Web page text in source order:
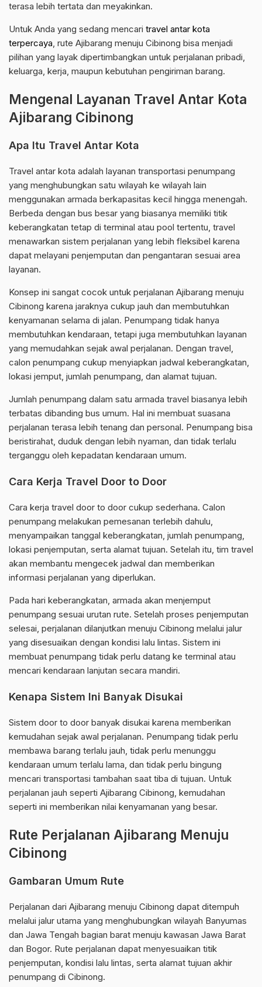
terasa lebih tertata dan meyakinkan.
Untuk Anda yang sedang mencari travel antar kota
terpercaya, rute Ajibarang menuju Cibinong bisa menjadi
pilihan yang layak dipertimbangkan untuk perjalanan pribadi,
keluarga, kerja, maupun kebutuhan pengiriman barang.
Mengenal Layanan Travel Antar Kota
Ajibarang Cibinong
Apa Itu Travel Antar Kota
Travel antar kota adalah layanan transportasi penumpang
yang menghubungkan satu wilayah ke wilayah lain
menggunakan armada berkapasitas kecil hingga menengah.
Berbeda dengan bus besar yang biasanya memiliki titik
keberangkatan tetap di terminal atau pool tertentu, travel
menawarkan sistem perjalanan yang lebih fleksibel karena
dapat melayani penjemputan dan pengantaran sesuai area
layanan.
Konsep ini sangat cocok untuk perjalanan Ajibarang menuju
Cibinong karena jaraknya cukup jauh dan membutuhkan
kenyamanan selama di jalan. Penumpang tidak hanya
membutuhkan kendaraan, tetapi juga membutuhkan layanan
yang memudahkan sejak awal perjalanan. Dengan travel,
calon penumpang cukup menyiapkan jadwal keberangkatan,
lokasi jemput, jumlah penumpang, dan alamat tujuan.
Jumlah penumpang dalam satu armada travel biasanya lebih
terbatas dibanding bus umum. Hal ini membuat suasana
perjalanan terasa lebih tenang dan personal. Penumpang bisa
beristirahat, duduk dengan lebih nyaman, dan tidak terlalu
terganggu oleh kepadatan kendaraan umum.
Cara Kerja Travel Door to Door
Cara kerja travel door to door cukup sederhana. Calon
penumpang melakukan pemesanan terlebih dahulu,
menyampaikan tanggal keberangkatan, jumlah penumpang,
lokasi penjemputan, serta alamat tujuan. Setelah itu, tim travel
akan membantu mengecek jadwal dan memberikan
informasi perjalanan yang diperlukan.
Pada hari keberangkatan, armada akan menjemput
penumpang sesuai urutan rute. Setelah proses penjemputan
selesai, perjalanan dilanjutkan menuju Cibinong melalui jalur
yang disesuaikan dengan kondisi lalu lintas. Sistem ini
membuat penumpang tidak perlu datang ke terminal atau
mencari kendaraan lanjutan secara mandiri.
Kenapa Sistem Ini Banyak Disukai
Sistem door to door banyak disukai karena memberikan
kemudahan sejak awal perjalanan. Penumpang tidak perlu
membawa barang terlalu jauh, tidak perlu menunggu
kendaraan umum terlalu lama, dan tidak perlu bingung
mencari transportasi tambahan saat tiba di tujuan. Untuk
perjalanan jauh seperti Ajibarang Cibinong, kemudahan
seperti ini memberikan nilai kenyamanan yang besar.
Rute Perjalanan Ajibarang Menuju
Cibinong
Gambaran Umum Rute
Perjalanan dari Ajibarang menuju Cibinong dapat ditempuh
melalui jalur utama yang menghubungkan wilayah Banyumas
dan Jawa Tengah bagian barat menuju kawasan Jawa Barat
dan Bogor. Rute perjalanan dapat menyesuaikan titik
penjemputan, kondisi lalu lintas, serta alamat tujuan akhir
penumpang di Cibinong.